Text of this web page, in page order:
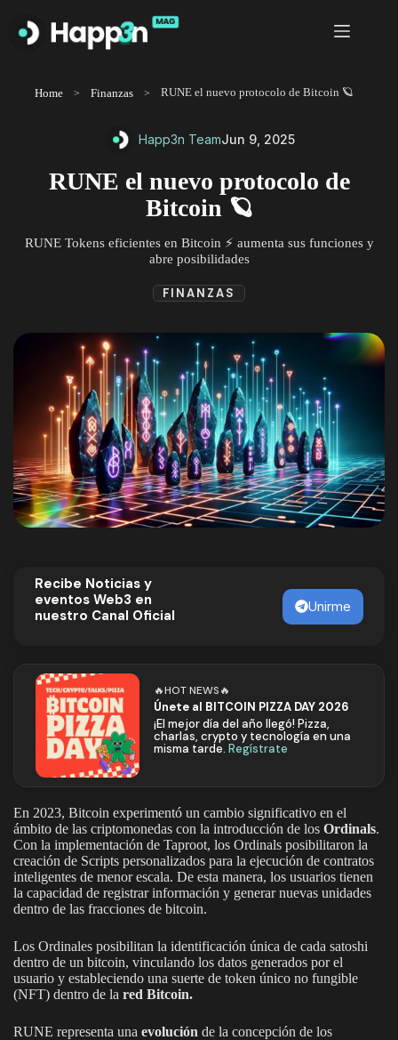
contenido
Home Finanzas RUNE el nuevo protocolo de Bitcoin 🪐
Happ3n TeamJun 9, 2025
RUNE el nuevo protocolo de
Bitcoin 🪐
RUNE Tokens eficientes en Bitcoin ⚡️ aumenta sus funciones y
abre posibilidades
FINANZAS
Recibe Noticias y
eventos Web3 en
nuestro Canal Oficial
Unirme
🔥HOT NEWS🔥
Únete al BITCOIN PIZZA DAY 2026
¡El mejor día del año llegó! Pizza,
charlas, crypto y tecnología en una
misma tarde.Regístrate
En 2023, Bitcoin experimentó un cambio significativo en el
ámbito de las criptomonedas con la introducción de los Ordinals.
Con la implementación de Taproot, los Ordinals posibilitaron la
creación de Scripts personalizados para la ejecución de contratos
inteligentes de menor escala. De esta manera, los usuarios tienen
la capacidad de registrar información y generar nuevas unidades
dentro de las fracciones de bitcoin.
Los Ordinales posibilitan la identificación única de cada satoshi
dentro de un bitcoin, vinculando los datos generados por el
usuario y estableciendo una suerte de token único no fungible
(NFT) dentro de la red Bitcoin.
RUNE representa una evolución de la concepción de los